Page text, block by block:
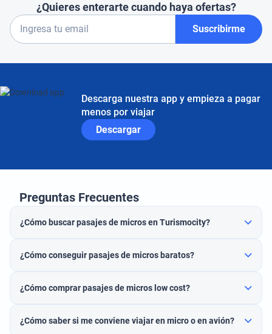
¿Quieres enterarte cuando haya ofertas?
Suscribirme
Descarga nuestra app y empieza a pagar
menos por viajar
Descargar
Preguntas Frecuentes
¿Cómo buscar pasajes de micros en Turismocity?
¿Cómo conseguir pasajes de micros baratos?
¿Cómo comprar pasajes de micros low cost?
¿Cómo saber si me conviene viajar en micro o en avión?